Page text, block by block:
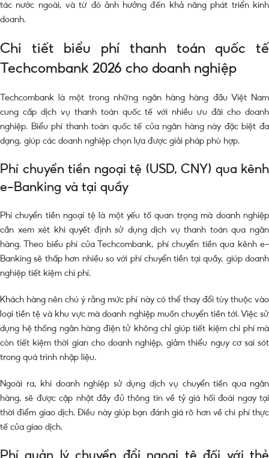
tác nước ngoài, và từ đó ảnh hưởng đến khả năng phát triển kinh
doanh.
Chi tiết biểu phí thanh toán quốc tế
Techcombank 2026 cho doanh nghiệp
Techcombank là một trong những ngân hàng hàng đầu Việt Nam
cung cấp dịch vụ thanh toán quốc tế với nhiều ưu đãi cho doanh
nghiệp. Biểu phí thanh toán quốc tế của ngân hàng này đặc biệt đa
dạng, giúp các doanh nghiệp chọn lựa được giải pháp phù hợp.
Phí chuyển tiền ngoại tệ (USD, CNY) qua kênh
e-Banking và tại quầy
Phí chuyển tiền ngoại tệ là một yếu tố quan trọng mà doanh nghiệp
cần xem xét khi quyết định sử dụng dịch vụ thanh toán qua ngân
hàng. Theo biểu phí của Techcombank, phí chuyển tiền qua kênh e-
Banking sẽ thấp hơn nhiều so với phí chuyển tiền tại quầy, giúp doanh
nghiệp tiết kiệm chi phí.
Khách hàng nên chú ý rằng mức phí này có thể thay đổi tùy thuộc vào
loại tiền tệ và khu vực mà doanh nghiệp muốn chuyển tiền tới. Việc sử
dụng hệ thống ngân hàng điện tử không chỉ giúp tiết kiệm chi phí mà
còn tiết kiệm thời gian cho doanh nghiệp, giảm thiểu nguy cơ sai sót
trong quá trình nhập liệu.
Ngoài ra, khi doanh nghiệp sử dụng dịch vụ chuyển tiền qua ngân
hàng, sẽ được cập nhật đầy đủ thông tin về tỷ giá hối đoái ngay tại
thời điểm giao dịch. Điều này giúp bạn đánh giá rõ hơn về chi phí thực
tế của giao dịch.
Phí quản lý chuyển đổi ngoại tệ đối với thẻ